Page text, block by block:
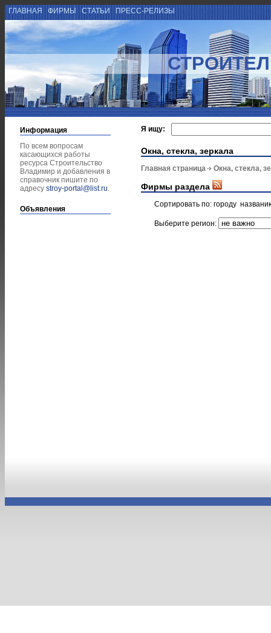
ГЛАВНАЯ ФИРМЫ СТАТЬИ ПРЕСС-РЕЛИЗЫ
Информация
По всем вопросам
касающихся работы
ресурса Строительство
Владимир и добавления в
справочник пишите по
адресу stroy-portal@list.ru.
Объявления
Я ищу:
Окна, стекла, зеркала
Главная страница Окна, стекла,
Фирмы раздела
Сортировать по: городу
Выберите регион: